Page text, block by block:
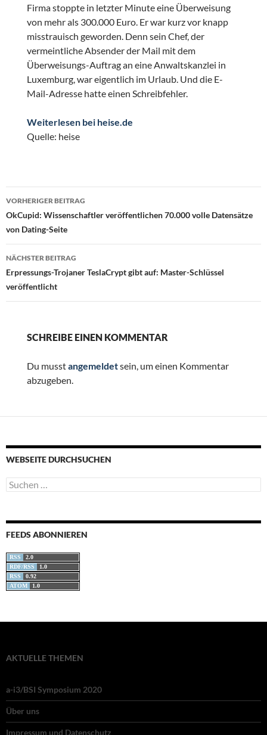
Firma stoppte in letzter Minute eine Überweisung
von mehr als 300.000 Euro. Er war kurz vor knapp
misstrauisch geworden. Denn sein Chef, der
vermeintliche Absender der Mail mit dem
Überweisungs-Auftrag an eine Anwaltskanzlei in
Luxemburg, war eigentlich im Urlaub. Und die E-
Mail-Adresse hatte einen Schreibfehler.
Weiterlesen bei heise.de
Quelle: heise
Beitragsnavigation
VORHERIGER BEITRAG
OkCupid: Wissenschaftler veröffentlichen 70.000 volle Datensätze
von Dating-Seite
NÄCHSTER BEITRAG
Erpressungs-Trojaner TeslaCrypt gibt auf: Master-Schlüssel
veröffentlicht
SCHREIBE EINEN KOMMENTAR
Du musstangemeldetsein, um einen Kommentar
abzugeben.
WEBSEITE DURCHSUCHEN
Suchen
nach:
FEEDS ABONNIEREN
RSS
2.0
RDF/RSS
1.0
RSS
0.92
ATOM
1.0
AKTUELLE THEMEN
a-i3/BSI Symposium 2020
Über uns
Impressum und Datenschutz